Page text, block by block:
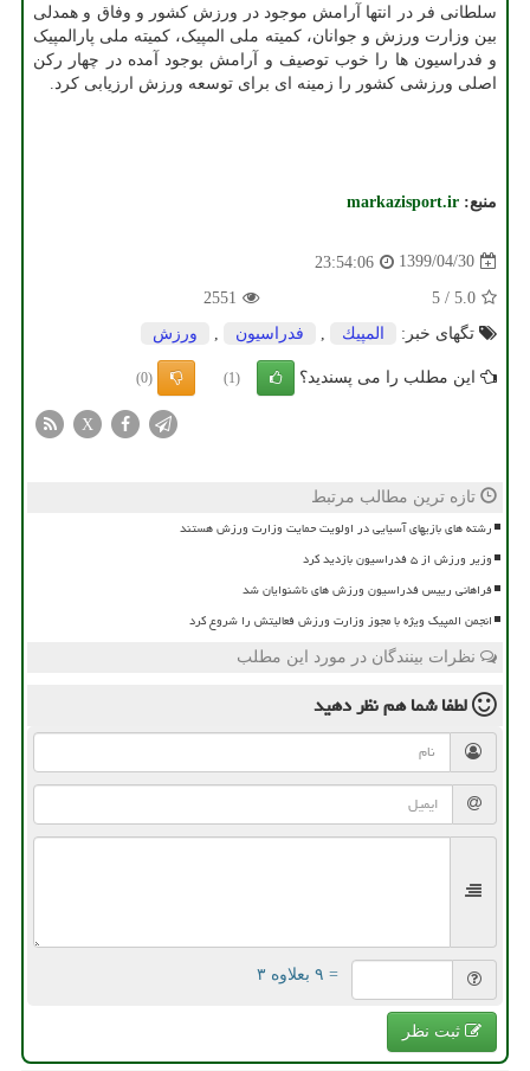
سلطانی فر در انتها آرامش موجود در ورزش کشور و وفاق و همدلی
بین وزارت ورزش و جوانان، کمیته ملی المپیک، کمیته ملی پارالمپیک
و فدراسیون ها را خوب توصیف و آرامش بوجود آمده در چهار رکن
اصلی ورزشی کشور را زمینه ای برای توسعه ورزش ارزیابی کرد.
منبع: markazisport.ir
1399/04/30
23:54:06
5.0
/
5
2551
تگهای خبر:
المپیك فدراسیون ورزش
این مطلب را می پسندید؟ (1)
(0)
X
تازه ترین مطالب مرتبط
رشته های بازیهای آسیایی در اولویت حمایت وزارت ورزش هستند
وزیر ورزش از ۵ فدراسیون بازدید کرد
فراهانی رییس فدراسیون ورزش های ناشنوایان شد
انجمن المپیک ویژه با مجوز وزارت ورزش فعالیتش را شروع کرد
نظرات بینندگان در مورد این مطلب
لطفا شما همنظر دهید
= ۹ بعلاوه ۳
ثبت نظر